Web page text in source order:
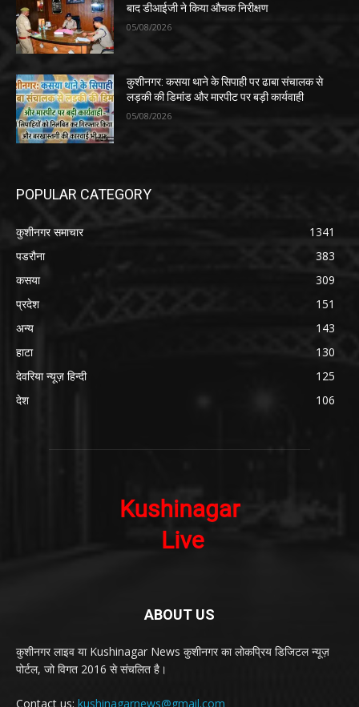
बाद डीआईजी ने किया औचक निरीक्षण
05/08/2026
कुशीनगर: कसया थाने के सिपाही पर ढाबा संचालक से
लड़की की डिमांड और मारपीट पर बड़ी कार्यवाही
05/08/2026
POPULAR CATEGORY
कुशीनगर समाचार
1341
पडरौना
383
कसया
309
प्रदेश
151
अन्य
143
हाटा
130
देवरिया न्यूज़ हिन्दी
125
देश
106
ABOUT US
कुशीनगर लाइव या Kushinagar News कुशीनगर का लोकप्रिय डिजिटल न्यूज़
पोर्टल, जो विगत 2016 से संचलित है।
Contact us: kushinagarnews@gmail.com